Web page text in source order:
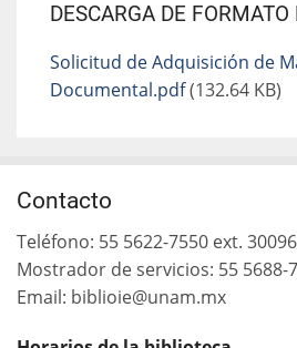
DESCARGA DE FORMATO
Solicitud de Adquisición de
Documental.pdf(132.64 KB)
Contacto
Teléfono: 55 5622-7550 ext.
Mostrador de servicios: 55 5688-
Email: biblioie@unam.mx